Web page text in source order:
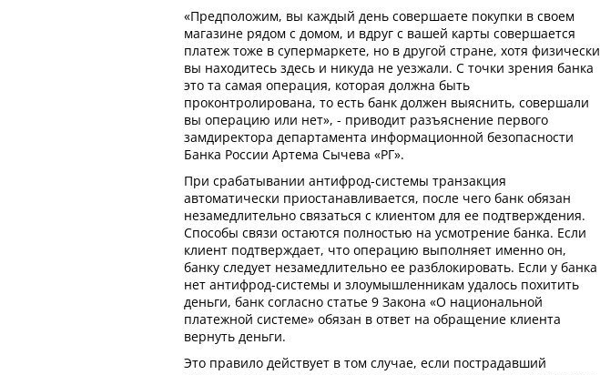
«Предположим, вы каждый день совершаете покупки в своем
магазине рядом с домом, и вдруг с вашей карты совершается
платеж тоже в супермаркете, но в другой стране, хотя физически
вы находитесь здесь и никуда не уезжали. С точки зрения банка
это та самая операция, которая должна быть
проконтролирована, то есть банк должен выяснить, совершали
вы операцию или нет», - приводит разъяснение первого
замдиректора департамента информационной безопасности
Банка России Артема Сычева «РГ».
При срабатывании антифрод-системы транзакция
автоматически приостанавливается, после чего банк обязан
незамедлительно связаться с клиентом для ее подтверждения.
Способы связи остаются полностью на усмотрение банка. Если
клиент подтверждает, что операцию выполняет именно он,
банку следует незамедлительно ее разблокировать. Если у банка
нет антифрод-системы и злоумышленникам удалось похитить
деньги, банк согласно статье 9 Закона «О национальной
платежной системе» обязан в ответ на обращение клиента
вернуть деньги.
Это правило действует в том случае, если пострадавший